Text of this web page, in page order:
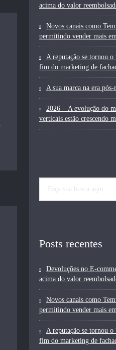
acima do valor
Novos canais como
permitindo vender mais
A reputação se tornou
fim do marketing de
A sua marca na era pós-
2026 – A evolução do
verticais estão crescendo
Posts recentes
Devoluções no E-
acima do valor
Novos canais como
permitindo vender mais
A reputação se tornou
fim do marketing de